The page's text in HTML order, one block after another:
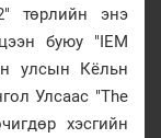
төрлийн энэ
буюу "IEM
улсын Кёльн
Улсаас "The
хэсгийн